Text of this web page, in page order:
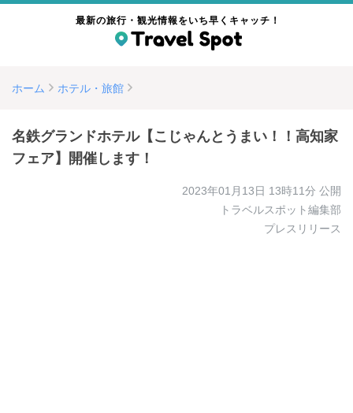
最新の旅行・観光情報をいち早くキャッチ！
ホーム ホテル・旅館
名鉄グランドホテル【こじゃんとうまい！！高知家
フェア】開催します！
2023年01月13日 13時11分 公開
トラベルスポット編集部
プレスリリース